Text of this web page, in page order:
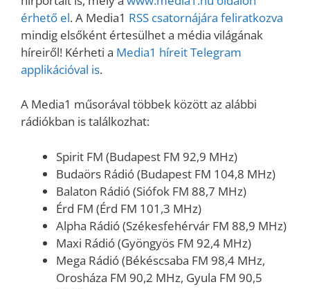
érhető el. A Media1 RSS csatornájára feliratkozva
mindig elsőként értesülhet a média világának
híreiről! Kérheti a Media1 híreit Telegram
applikációval is.
A Media1 műsorával többek között az alábbi
rádiókban is találkozhat:
Spirit FM (Budapest FM 92,9 MHz)
Budaörs Rádió (Budapest FM 104,8 MHz)
Balaton Rádió (Siófok FM 88,7 MHz)
Érd FM (Érd FM 101,3 MHz)
Alpha Rádió (Székesfehérvár FM 88,9 MHz)
Maxi Rádió (Gyöngyös FM 92,4 MHz)
Mega Rádió (Békéscsaba FM 98,4 MHz,
Orosháza FM 90,2 MHz, Gyula FM 90,5